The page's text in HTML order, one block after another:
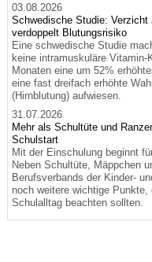
03.08.2026
Schwedische Studie: Verzicht
verdoppelt Blutungsrisiko
Eine schwedische Studie
keine intramuskuläre
Monaten eine um 52%
eine fast dreifach erhöhte
(Hirnblutung) aufwiesen.
31.07.2026
Mehr als Schultüte und
Schulstart
Mit der Einschulung beginnt
Neben Schultüte, Mäppchen
Berufsverbands der Kinder-
noch weitere wichtige
Schulalltag beachten sollten.